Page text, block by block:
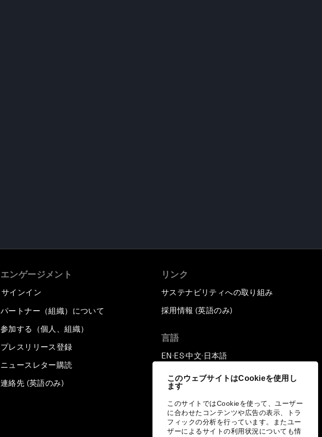
このウェブサイトはCookieを使用し
ます
このサイトではCookieを使って、ユーザー
に合わせたコンテンツや広告の表示、トラ
フィックの分析を行っています。またユー
ザーによるサイトの利用状況についても情
エンゲージメント
サインイン
パートナー（組織）について
参加する（個人、組織）
プレスリリース登録
ニュースレター購読
連絡先 (英語のみ)
リンク
サステナビリティへの取り組み
採用情報 (英語のみ)
言語
EN ▪ES▪中文▪ 日本語